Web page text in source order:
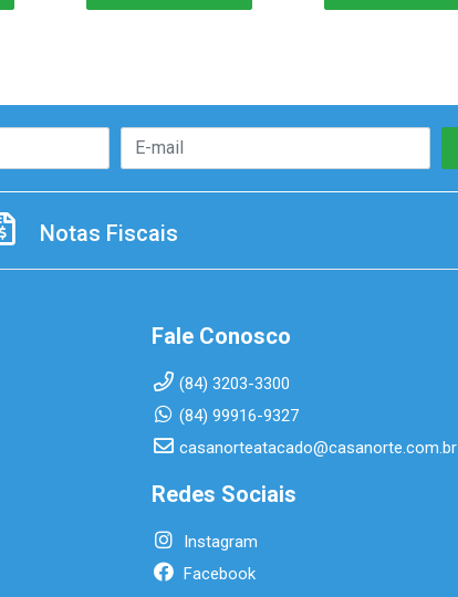
Notas Fiscais
Fale Conosco
(84) 3203-3300
(84) 99916-9327
casanorteatacado@casanorte.com.br
Redes Sociais
Instagram
Facebook